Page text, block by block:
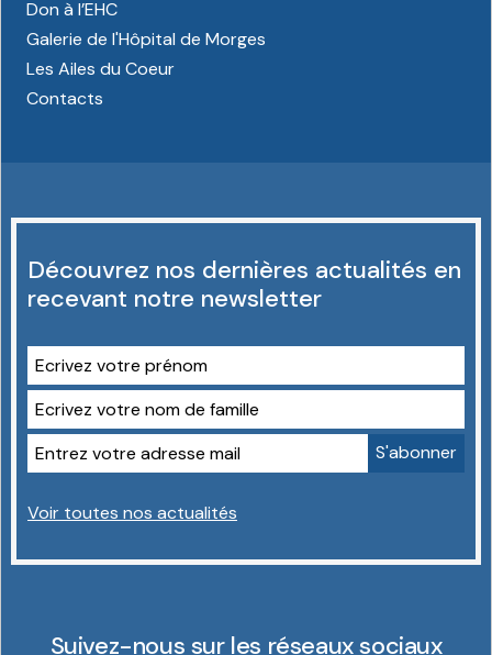
Don à l’EHC
Galerie de l'Hôpital de Morges
Les Ailes du Coeur
Contacts
Découvrez nos dernières actualités en
recevant notre newsletter
Voir toutes nos actualités
Suivez-nous sur les réseaux sociaux